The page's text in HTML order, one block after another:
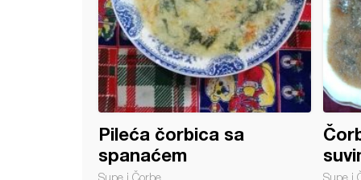
Pileća čorbica sa
spanaćem